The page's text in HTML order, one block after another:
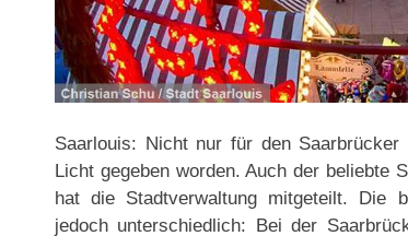
Saarlouis: Nicht nur für den
Licht gegeben worden. Auch der beliebte
hat die Stadtverwaltung mitgeteilt. Die
jedoch unterschiedlich: Bei der